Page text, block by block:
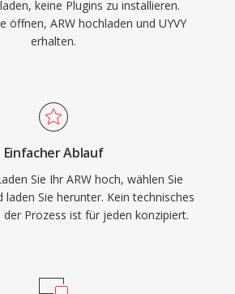
keine Plugins zu installieren.
öffnen, ARW hochladen und UYVY
erhalten.
Einfacher Ablauf
Sie Ihr ARW hoch, wählen Sie
laden Sie herunter. Kein technisches
Prozess ist für jeden konzipiert.